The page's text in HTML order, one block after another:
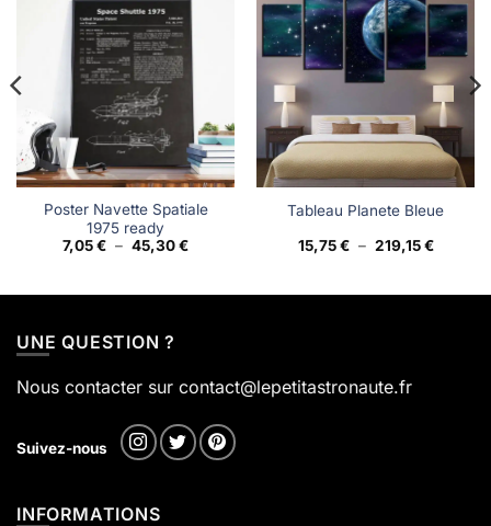
Poster Navette Spatiale
1975 ready
7,05€ – 45,30€Plage
Tableau Planete Bleue
15,75€ – 219,15€Plage
UNE QUESTION ?
Nous contacter sur contact@lepetitastronaute.fr
Suivez-nous
INFORMATIONS